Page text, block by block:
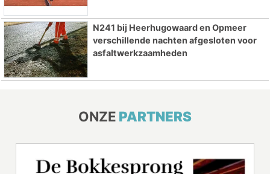
N241 bij Heerhugowaard en Opmeer
verschillende nachten afgesloten voor
asfaltwerkzaamheden
ONZE PARTNERS